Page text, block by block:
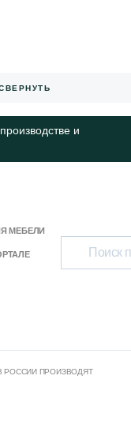
и
МЕБЕЛИ
РОССИИ ПРОИЗВОДЯТ